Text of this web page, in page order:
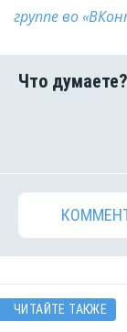
группе во
ЧИТАЙТЕ ТАКЖЕ